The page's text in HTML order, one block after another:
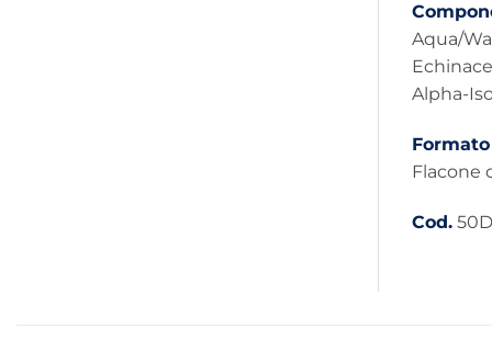
Aqua/
Alpha-
Formato
Flacone
Cod.